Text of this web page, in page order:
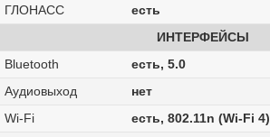
ГЛОНАСС
есть
ИНТЕРФЕЙСЫ
Bluetooth
есть, 5.0
Аудиовыход
нет
Wi-Fi
есть, 802.11n (Wi-Fi 4)